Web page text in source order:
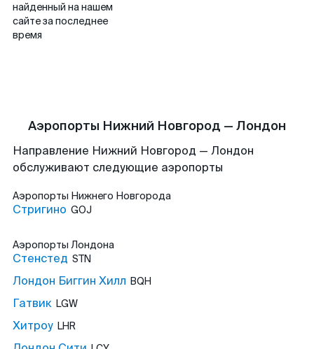
найденный на нашем
сайте за последнее
время
Аэропорты Нижний Новгород — Лондон
Направление Нижний Новгород — Лондон
обслуживают следующие аэропорты
Аэропорты Нижнего Новгорода
Стригино GOJ
Аэропорты Лондона
Стенстед STN
Лондон Биггин Хилл BQH
Гатвик LGW
Хитроу LHR